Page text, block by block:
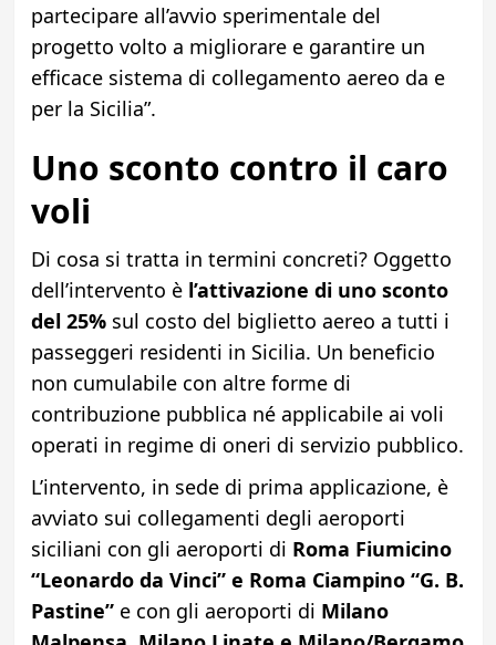
partecipare all’avvio sperimentale del
progetto volto a migliorare e garantire un
efficace sistema di collegamento aereo da e
per la Sicilia”.
Uno sconto contro il caro
voli
Di cosa si tratta in termini concreti? Oggetto
dell’intervento èl’attivazione di uno sconto
del 25%sul costo del biglietto aereo a tutti i
passeggeri residenti in Sicilia. Un beneficio
non cumulabile con altre forme di
contribuzione pubblica né applicabile ai voli
operati in regime di oneri di servizio pubblico.
L’intervento, in sede di prima applicazione, è
avviato sui collegamenti degli aeroporti
siciliani con gli aeroporti di Roma Fiumicino
“Leonardo da Vinci” e Roma Ciampino “G. B.
Pastine”e con gli aeroporti di Milano